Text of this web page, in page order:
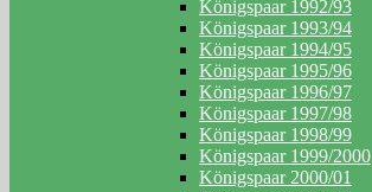
Königspaar 1992/93
Königspaar 1993/94
Königspaar 1994/95
Königspaar 1995/96
Königspaar 1996/97
Königspaar 1997/98
Königspaar 1998/99
Königspaar 1999/2000
Königspaar 2000/01